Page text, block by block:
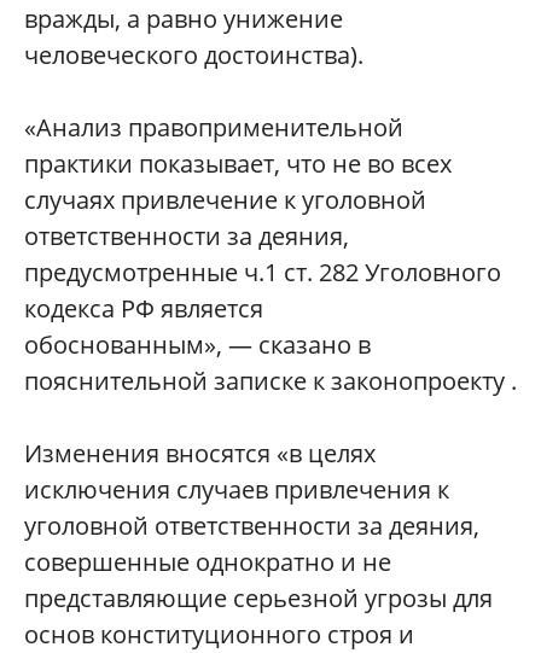
вражды, а равно унижение
человеческого достоинства).
«Анализ правоприменительной
практики показывает, что не во всех
случаях привлечение к уголовной
ответственности за деяния,
предусмотренные ч.1 ст. 282 Уголовного
кодекса РФ является
обоснованным», — сказано в
пояснительной записке к законопроекту .
Изменения вносятся «в целях
исключения случаев привлечения к
уголовной ответственности за деяния,
совершенные однократно и не
представляющие серьезной угрозы для
основ конституционного строя и